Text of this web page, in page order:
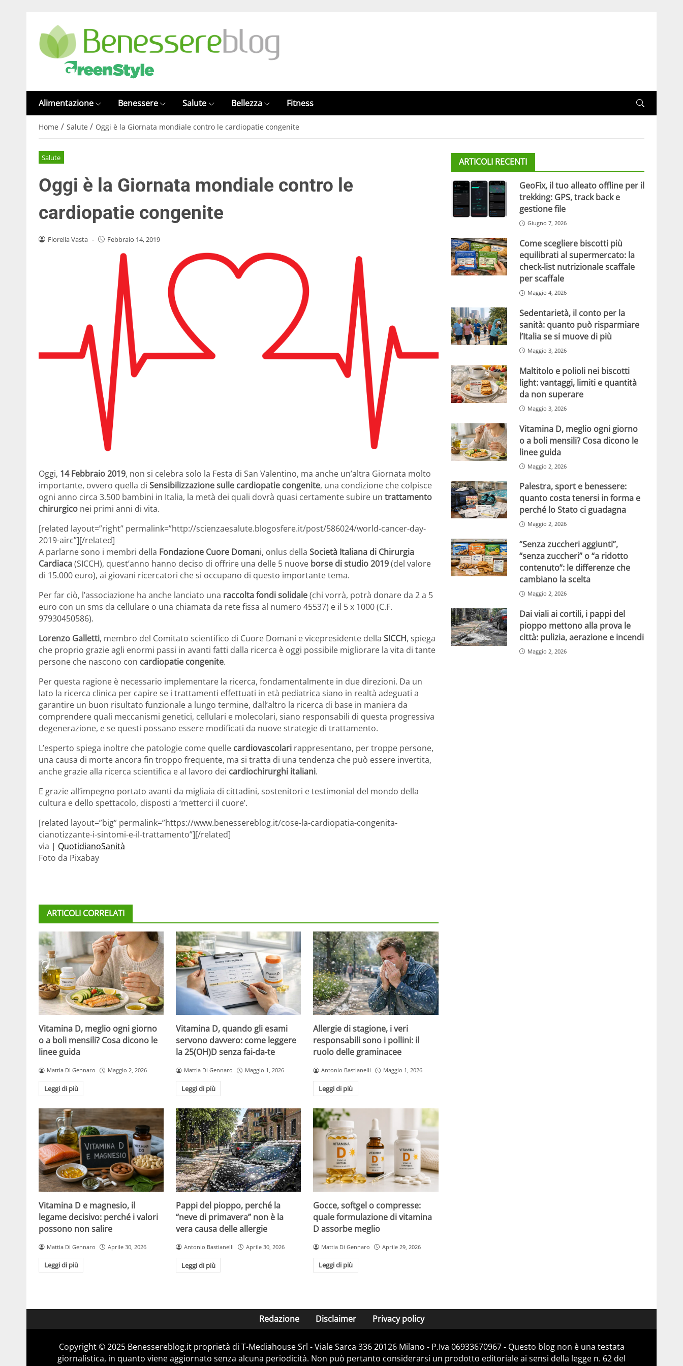
Alimentazione Benessere Salute Bellezza Fitness
Home / Salute / Oggi è la Giornata mondiale contro le cardiopatie congenite
Salute
Oggi è la Giornata mondiale contro le
cardiopatie congenite
Fiorella Vasta - Febbraio 14, 2019
Oggi, 14 Febbraio 2019, non si celebra solo la Festa di San Valentino, ma anche un’altra Giornata molto
importante, ovvero quella di Sensibilizzazione sulle cardiopatie congenite, una condizione che colpisce
ogni anno circa 3.500 bambini in Italia, la metà dei quali dovrà quasi certamente subire un trattamento
chirurgico nei primi anni di vita.
[related layout=”right” permalink=”http://scienzaesalute.blogosfere.it/post/586024/world-cancer-day-
2019-airc”][/related]
A parlarne sono i membri della Fondazione Cuore Domani, onlus della Società Italiana di Chirurgia
Cardiaca(SICCH), quest’anno hanno deciso di offrire una delle 5 nuove borse di studio 2019(del valore
di 15.000 euro), ai giovani ricercatori che si occupano di questo importante tema.
Per far ciò, l’associazione ha anche lanciato una raccolta fondi solidale(chi vorrà, potrà donare da 2 a 5
euro con un sms da cellulare o una chiamata da rete fissa al numero 45537) e il 5 x 1000 (C.F.
97930450586).
Lorenzo Galletti, membro del Comitato scientifico di Cuore Domani e vicepresidente della SICCH, spiega
che proprio grazie agli enormi passi in avanti fatti dalla ricerca è oggi possibile migliorare la vita di tante
persone che nascono con cardiopatie congenite.
Per questa ragione è necessario implementare la ricerca, fondamentalmente in due direzioni. Da un
lato la ricerca clinica per capire se i trattamenti effettuati in età pediatrica siano in realtà adeguati a
garantire un buon risultato funzionale a lungo termine, dall’altro la ricerca di base in maniera da
comprendere quali meccanismi genetici, cellulari e molecolari, siano responsabili di questa progressiva
degenerazione, e se questi possano essere modificati da nuove strategie di trattamento.
L’esperto spiega inoltre che patologie come quelle cardiovascolari rappresentano, per troppe persone,
una causa di morte ancora fin troppo frequente, ma si tratta di una tendenza che può essere invertita,
anche grazie alla ricerca scientifica e al lavoro dei cardiochirurghi italiani.
E grazie all’impegno portato avanti da migliaia di cittadini, sostenitori e testimonial del mondo della
cultura e dello spettacolo, disposti a ‘metterci il cuore’.
[related layout=”big” permalink=”https://www.benessereblog.it/cose-la-cardiopatia-congenita-
cianotizzante-i-sintomi-e-il-trattamento”][/related]
via | QuotidianoSanità
Foto da Pixabay
ARTICOLI CORRELATI
Vitamina D, meglio ogni giorno
o a boli mensili? Cosa dicono le
linee guida
Mattia Di Gennaro Maggio 2, 2026
Leggi di più
Vitamina D, quando gli esami
servono davvero: come leggere
la 25(OH)D senza fai-da-te
Mattia Di Gennaro Maggio 1, 2026
Leggi di più
Allergie di stagione, i veri
responsabili sono i pollini: il
ruolo delle graminacee
Antonio Bastianelli Maggio 1, 2026
Leggi di più
Vitamina D e magnesio, il
legame decisivo: perché i valori
possono non salire
Mattia Di Gennaro Aprile 30, 2026
Leggi di più
Pappi del pioppo, perché la
“neve di primavera” non è la
vera causa delle allergie
Antonio Bastianelli Aprile 30, 2026
Leggi di più
Gocce, softgel o compresse:
quale formulazione di vitamina
D assorbe meglio
Mattia Di Gennaro Aprile 29, 2026
Leggi di più
ARTICOLI RECENTI
GeoFix, il tuo alleato offline per il
trekking: GPS, track back e
gestione file
Giugno 7, 2026
Come scegliere biscotti più
equilibrati al supermercato: la
check-list nutrizionale scaffale
per scaffale
Maggio 4, 2026
Sedentarietà, il conto per la
sanità: quanto può risparmiare
l’Italia se si muove di più
Maggio 3, 2026
Maltitolo e polioli nei biscotti
light: vantaggi, limiti e quantità
da non superare
Maggio 3, 2026
Vitamina D, meglio ogni giorno
o a boli mensili? Cosa dicono le
linee guida
Maggio 2, 2026
Palestra, sport e benessere:
quanto costa tenersi in forma e
perché lo Stato ci guadagna
Maggio 2, 2026
“Senza zuccheri aggiunti”,
“senza zuccheri” o “a ridotto
contenuto”: le differenze che
cambiano la scelta
Maggio 2, 2026
Dai viali ai cortili, i pappi del
pioppo mettono alla prova le
città: pulizia, aerazione e incendi
Maggio 2, 2026
Redazione Disclaimer Privacy policy
Copyright © 2025 Benessereblog.it proprietà di T-Mediahouse Srl - Viale Sarca 336 20126 Milano - P.Iva 06933670967 - Questo blog non è una testata
giornalistica, in quanto viene aggiornato senza alcuna periodicità. Non può pertanto considerarsi un prodotto editoriale ai sensi della legge n. 62 del